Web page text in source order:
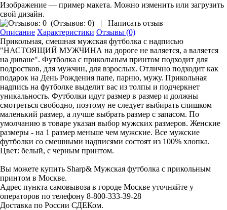
Изображение — пример макета. Можно изменить или загрузить
свой дизайн.
(Отзывов: 0) |
Написать отзыв
Описание Характеристики Отзывы (0)
Прикольная, смешная мужская футболка с надписью
"НАСТОЯЩИЙ МУЖЧИНА на дороге не валяется, а валяется
на диване". Футболка с прикольным принтом подходит для
подростков, для мужчин, для взрослых. Отлично подходит как
подарок на День Рождения папе, парню, мужу. Прикольная
надпись на футболке выделит вас из толпы и подчеркнет
уникальность. Футболки идут размер в размер и должны
смотреться свободно, поэтому не следует выбирать слишком
маленький размер, а лучше выбрать размер с запасом. По
умолчанию в товаре указан выбор мужских размеров. Женские
размеры - на 1 размер меньше чем мужские. Все мужские
футболки со смешными надписями состоят из 100% хлопка.
Цвет: белый, с черным принтом.
Вы можете купить Sharp& Мужская футболка с прикольным
принтом в Москве.
Адрес пункта самовывоза в городе Москве уточняйте у
операторов по телефону 8-800-333-39-28
Доставка по России СДЕКом.